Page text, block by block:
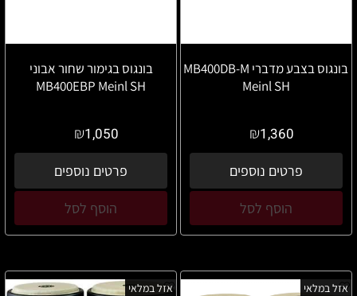
בונגוס בצבע מדברי MB400DB-M
Meinl SH
₪1,360
פרטים נוספים
הוסף לסל
בונגוס בגימור שחור אבוני
MB400EBP Meinl SH
₪1,050
פרטים נוספים
הוסף לסל
אזל במלאי אזל במלאי